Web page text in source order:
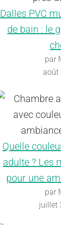
Dalles PVC
de bain : le
par
août
Quelle
adulte ? Les
pour une
par
juillet